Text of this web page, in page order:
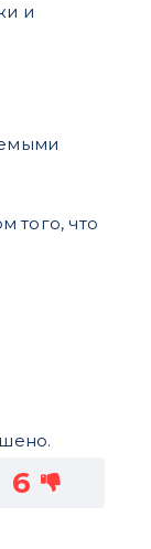
и
того, что
6